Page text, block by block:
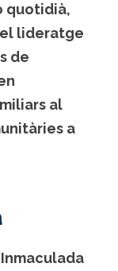
quotidià,
lideratge
de
al
a